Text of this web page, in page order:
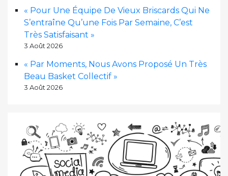
« Pour Une Équipe De Vieux Briscards Qui Ne
S’entraîne Qu’une Fois Par Semaine, C’est
Très Satisfaisant »
3 Août 2026
« Par Moments, Nous Avons Proposé Un Très
Beau Basket Collectif »
3 Août 2026